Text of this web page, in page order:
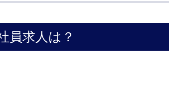
員求人は？